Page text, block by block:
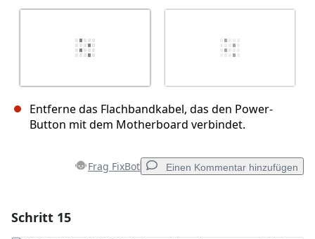
Entferne das Flachbandkabel, das den Power-
Button mit dem Motherboard verbindet.
Frag FixBot Einen Kommentar hinzufügen
Schritt 15